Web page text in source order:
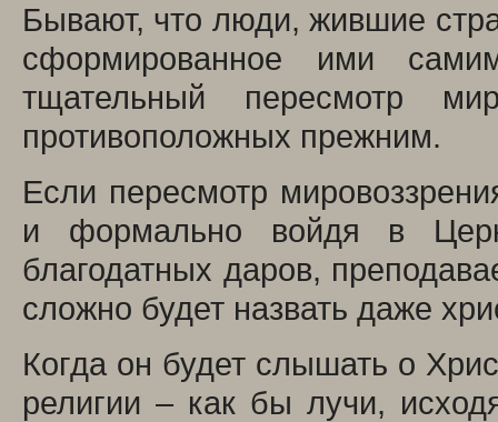
Бывают, что люди, жившие
сформированное ими
тщательный пересмотр
противоположных прежним.
Если пересмотр
и формально войдя в
благодатных даров,
сложно будет назвать даже
Когда он будет слышать о
религии – как бы лучи,